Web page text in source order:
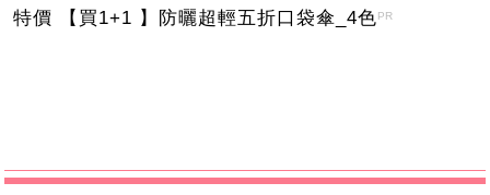
特價 【買1+1 】防曬超輕五折口袋傘_4色PR